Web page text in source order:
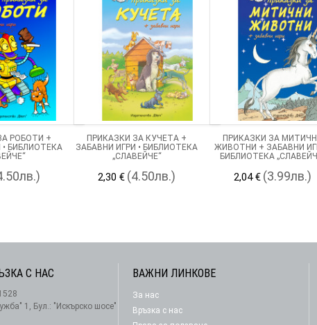
РОБОТИ +
• БИБЛИОТЕКА
ПРИКАЗКИ ЗА КУЧЕТА +
ЗАБАВНИ ИГРИ • БИБЛИОТЕКА
„СЛАВЕЙЧЕ“
2,30 € (4.50лв.)
ПРИКАЗКИ ЗА
ЖИВОТНИ + ЗАБАВНИ
БИБЛИОТЕКА
2,04 € (3.99лв.)
АБОНАМЕНТ
С НАС
1, Бул.: "Искърско шосе"
ВАЖНИ ЛИНКОВЕ
За нас
Връзка с нас